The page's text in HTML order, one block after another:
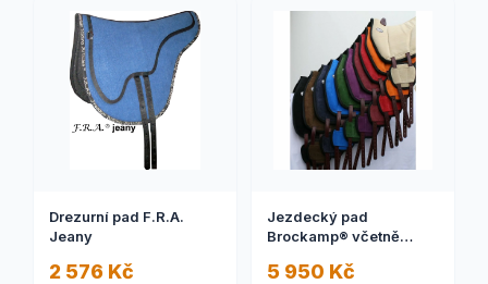
Drezurní pad F.R.A.
Jeany
2 576 Kč
Jezdecký pad
Brockamp® včetně
5 950 Kč